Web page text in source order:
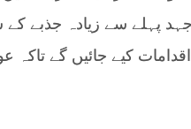
پہلے سے زیادہ جذبے کے
کیے جائیں گے تاکہ